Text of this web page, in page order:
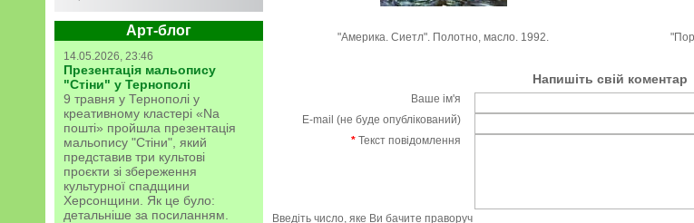
Арт-блог
14.05.2026, 23:46
Презентація мальопису
"Стіни" у Тернополі
9 травня у Тернополі у
креативному кластері «Na
пошті» пройшла презентація
мальопису "Стіни", який
представив три культові
проєкти зі збереження
культурної спадщини
Херсонщини. Як це було:
детальніше за посиланням.
"Америка. Сиетл". Полотно, масло. 1992.
Напишіть свій коментар
Ваше ім'я
E-mail (не буде опублікований)
* Текст повідомлення
Введіть число, яке Ви бачите праворуч